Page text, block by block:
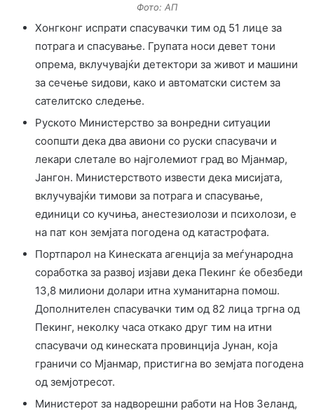
Фото: АП
Хонгконг испрати спасувачки тим од 51 лице за
потрага и спасување. Групата носи девет тони
опрема, вклучувајќи детектори за живот и машини
за сечење ѕидови, како и автоматски систем за
сателитско следење.
Руското Министерство за вонредни ситуации
соопшти дека два авиони со руски спасувачи и
лекари слетале во најголемиот град во Мјанмар,
Јангон. Министерството извести дека мисијата,
вклучувајќи тимови за потрага и спасување,
единици со кучиња, анестезиолози и психолози, е
на пат кон земјата погодена од катастрофата.
Портпарол на Кинеската агенција за меѓународна
соработка за развој изјави дека Пекинг ќе обезбеди
13,8 милиони долари итна хуманитарна помош.
Дополнителен спасувачки тим од 82 лица тргна од
Пекинг, неколку часа откако друг тим на итни
спасувачи од кинеската провинција Јунан, која
граничи со Мјанмар, пристигна во земјата погодена
од земјотресот.
Министерот за надворешни работи на Нов Зеланд,